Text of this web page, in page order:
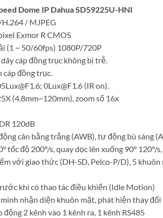
Dome IP Dahua SD59225U-HNI
/ MJPEG
Exmor R CMOS
(1 ~ 50/60fps) 1080P/720P
cáp đồng trục không bị trễ.
đồng trục.
0Lux@F1.6 (IR on).
(4.8mm~120mm), zoom số 16x
120dB
cân bằng trắng (AWB), tự động bù sáng
tốc độ 200°/s, quay dọc lên xuống 90° 120°/
với giao thức (DH-SD, Pelco-P/D), 5
khi có thao tác điều khiển (Idle Motion)
nhận diện khuôn mặt, phát hiện thay
động 2 kênh vào 1 kênh ra, 1 kênh RS485